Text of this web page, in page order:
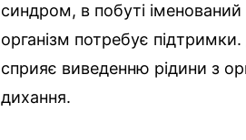
синдром, в побуті іменований
організм потребує
сприяє виведенню рідини з
дихання.